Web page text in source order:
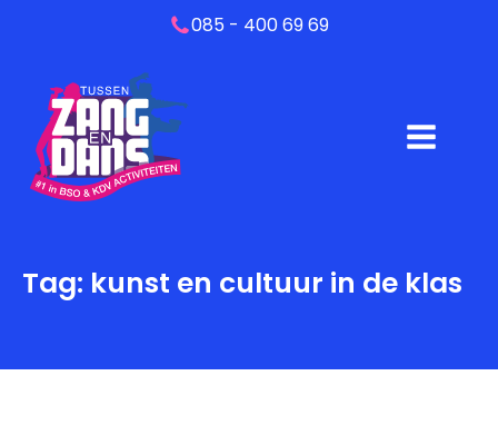
085 - 400 69 69
Tag: kunst en cultuur in de klas